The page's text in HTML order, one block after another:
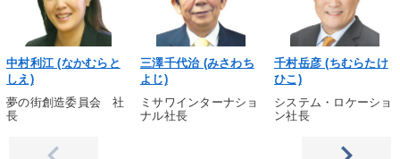
中村利江 (なかむらと
しえ)
夢の街創造委員会 社
長
三澤千代治 (みさわち
よじ)
ミサワインターナショ
ナル社長
千村岳彦 (ちむらたけ
ひこ)
システム・ロケーショ
ン社長